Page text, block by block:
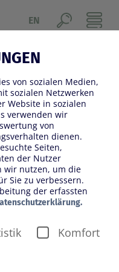
von sozialen Medien,
sozialen Netzwerken
Website in sozialen
verwenden wir
von
dienen.
Seiten,
der Nutzer
wir nutzen, um die
Sie zu verbessern.
der erfassten
Komfort
EN
mehr als
wir uns besonders
der
wir unsere
sehr ernst. Im
setzt sich
von Bildung
Stiftung wurde
gesetzt hat, die
Gartenbau